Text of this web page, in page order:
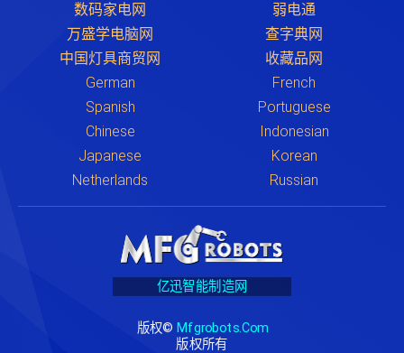
数码家电网
弱电通
万盛学电脑网
查字典网
中国灯具商贸网
收藏品网
German
French
Spanish
Portuguese
Chinese
Indonesian
Japanese
Korean
Netherlands
Russian
亿迅智能制造网
版权© Mfgrobots.com
版权所有